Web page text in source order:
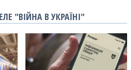
"ВІЙНА В УКРАЇНІ"